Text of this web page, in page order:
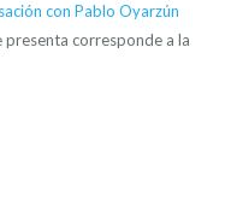
con Pablo Oyarzún
presenta corresponde a la